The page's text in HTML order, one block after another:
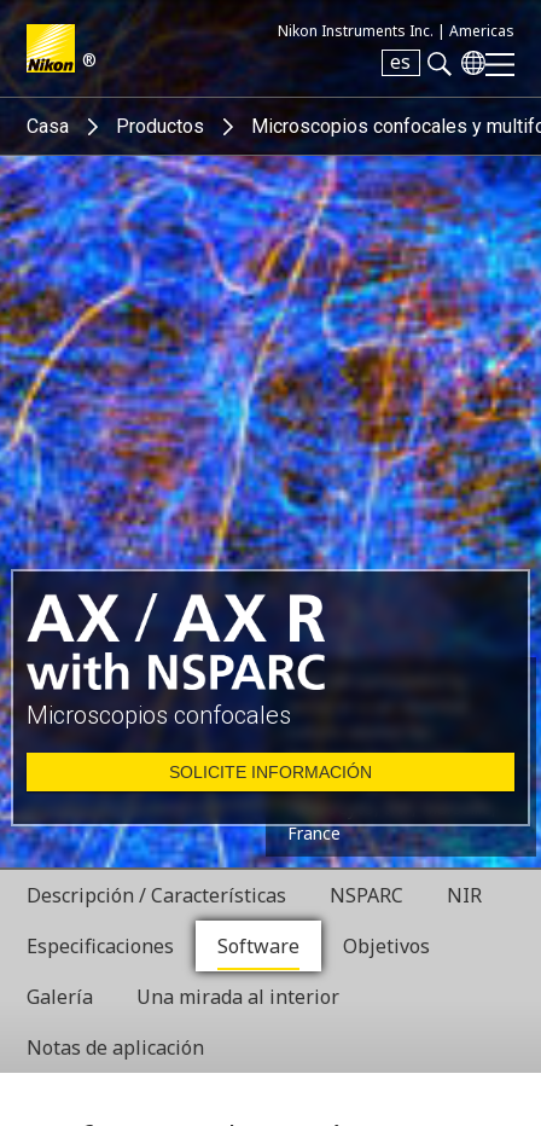
®
Nikon Instruments Inc. | Americas
es
Search keyword(s)
Casa Productos Microscopios confocales y
Glial cell surrounded by
axons in a rat neuronal
culture labeled for
microtubules and actin
Dr. Christophe Leterrier,
France
Microscopios confocales
SOLICITE INFORMACIÓN
Descripción / Características NSPARC
NIR
Especificaciones
Software
Objetivos
Galería
Una mirada al interior
Notas de aplicación